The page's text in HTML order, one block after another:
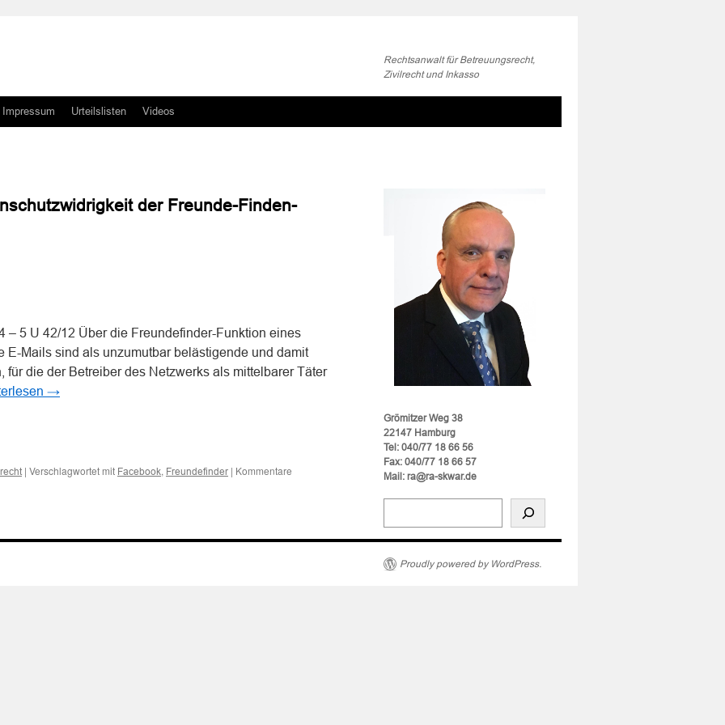
Rechtsanwalt für Betreuungsrecht,
Zivilrecht und Inkasso
Impressum Urteilslisten Videos
der Freunde-Finden-
– 5 U 42/12 Über die Freundefinder-Funktion eines
E-Mails sind als unzumutbar belästigende und damit
für die der Betreiber des Netzwerks als mittelbarer Täter
→
| Verschlagwortet mit Facebook, Freundefinder | Kommentare
Grömitzer Weg 38
22147 Hamburg
Tel: 040/77 18 66 56
Fax: 040/77 18 66 57
Mail: ra@ra-skwar.de
Proudly powered by WordPress.